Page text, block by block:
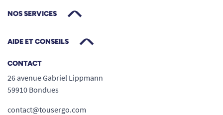
NOS SERVICES
AIDE ET CONSEILS
CONTACT
26 avenue Gabriel Lippmann
59910 Bondues
contact@tousergo.com